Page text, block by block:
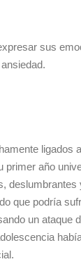
sus
año
que podría
un